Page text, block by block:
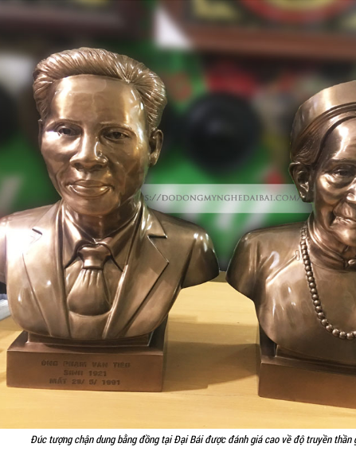
Đúc tượng chận dung bằng đồng tại Đại Bái được đánh giá cao về độ truyền thần